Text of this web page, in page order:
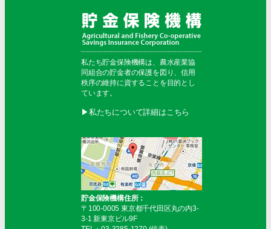
私たち貯金保険機構は、農水産業協
同組合の貯金者の保護を図り、信用
秩序の維持に資することを目的とし
ています。
▶︎私たちについて詳細はこちら
貯金保険機構住所：
〒100-0005 東京都千代田区丸の内3-
3-1 新東京ビル9F